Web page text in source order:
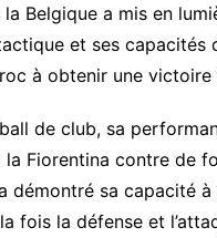
Belgique a mis en
et ses capacités
à obtenir une victoire
de club, sa
la Fiorentina contre de
démontré sa capacité
fois la défense et